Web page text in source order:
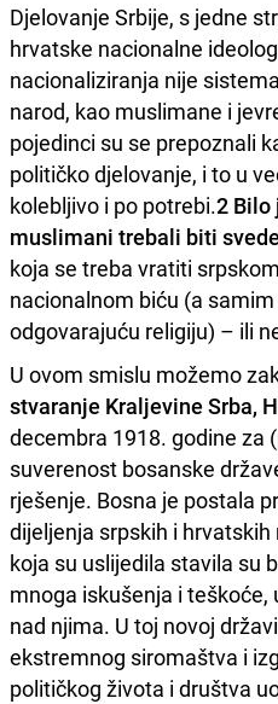
Djelovanje Srbije, s jedne
hrvatske nacionalne
nacionaliziranja nije
narod, kao muslimane i
pojedinci su se prepoznali
političko djelovanje, i to u
kolebljivo i po potrebi.2 Bilo
muslimani trebali biti
koja se treba vratiti
nacionalnom biću (a
odgovarajuću religiju) – ili
U ovom smislu možemo
stvaranje Kraljevine Srba,
decembra 1918. godine za
suverenost bosanske
rješenje. Bosna je postala
dijeljenja srpskih i
koja su uslijedila stavila su
mnoga iskušenja i teškoće,
nad njima. U toj novoj
ekstremnog siromaštva i
političkog života i društva